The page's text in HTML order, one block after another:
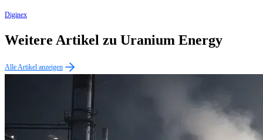
Diginex
Weitere Artikel zu Uranium Energy
Alle Artikel anzeigen